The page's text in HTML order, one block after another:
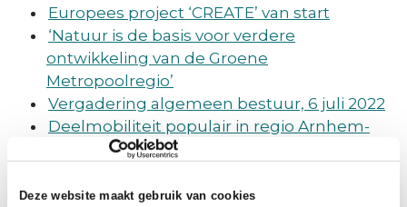
Deze website maakt gebruik van cookies
Europees project ‘CREATE’ van start
‘Natuur is de basis voor verdere
ontwikkeling van de Groene
Metropoolregio’
Vergadering algemeen bestuur, 6 juli 2022
Deelmobiliteit populair in regio Arnhem-
Nijmegen
Groene Metropoolregio